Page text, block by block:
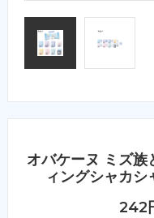
オバケーヌ ミズ族
ィングシャカシ
242